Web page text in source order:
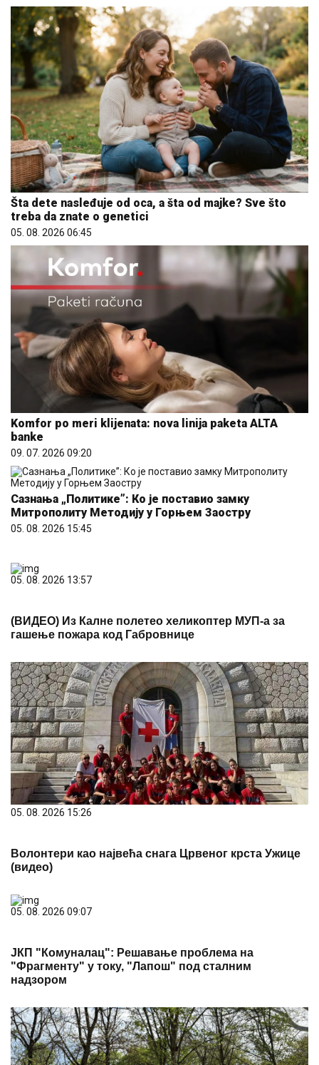
Šta dete nasleđuje od oca, a šta od majke? Sve što
treba da znate o genetici
05. 08. 2026 06:45
Komfor po meri klijenata: nova linija paketa ALTA
banke
09. 07. 2026 09:20
Сазнања „Политике”: Ко је поставио замку
Митрополиту Методију у Горњем Заостру
05. 08. 2026 15:45
05. 08. 2026 13:57
(ВИДЕО) Из Калне полетео хеликоптер МУП-а за
гашење пожара код Габровнице
05. 08. 2026 15:26
Волонтери као највећа снага Црвеног крста Ужице
(видео)
05. 08. 2026 09:07
ЈКП "Комуналац": Решавање проблема на
"Фрагменту" у току, "Лапош" под сталним
надзором